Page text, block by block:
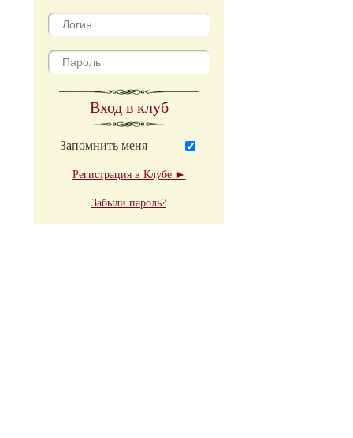
Вход в клуб
Запомнить меня
Регистрация в Клубе ►
Забыли пароль?